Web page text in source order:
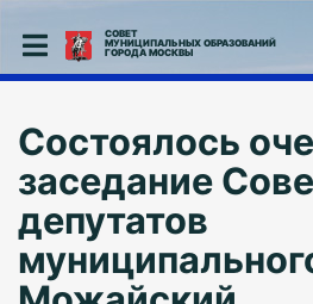
СОВЕТ
МУНИЦИПАЛЬНЫХ ОБРАЗОВАНИЙ
ГОРОДА МОСКВЫ
Состоялось
заседание
депутатов